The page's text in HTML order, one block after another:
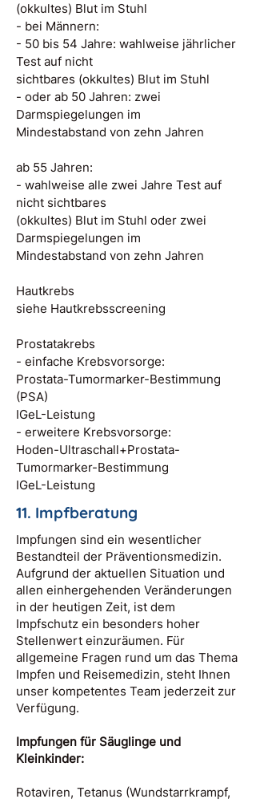
(okkultes) Blut im Stuhl
- bei Männern:
- 50 bis 54 Jahre: wahlweise jährlicher
Test auf nicht
sichtbares (okkultes) Blut im Stuhl
- oder ab 50 Jahren: zwei
Darmspiegelungen im
Mindestabstand von zehn Jahren
ab 55 Jahren:
- wahlweise alle zwei Jahre Test auf
nicht sichtbares
(okkultes) Blut im Stuhl oder zwei
Darmspiegelungen im
Mindestabstand von zehn Jahren
Hautkrebs
siehe Hautkrebsscreening
Prostatakrebs
- einfache Krebsvorsorge:
Prostata-Tumormarker-Bestimmung
(PSA)
IGeL-Leistung
- erweitere Krebsvorsorge:
Hoden-Ultraschall+Prostata-
Tumormarker-Bestimmung
IGeL-Leistung
11. Impfberatung
Impfungen sind ein wesentlicher
Bestandteil der Präventionsmedizin.
Aufgrund der aktuellen Situation und
allen einhergehenden Veränderungen
in der heutigen Zeit, ist dem
Impfschutz ein besonders hoher
Stellenwert einzuräumen. Für
allgemeine Fragen rund um das Thema
Impfen und Reisemedizin, steht Ihnen
unser kompetentes Team jederzeit zur
Verfügung.
Impfungen für Säuglinge und
Kleinkinder:
Rotaviren, Tetanus (Wundstarrkrampf,